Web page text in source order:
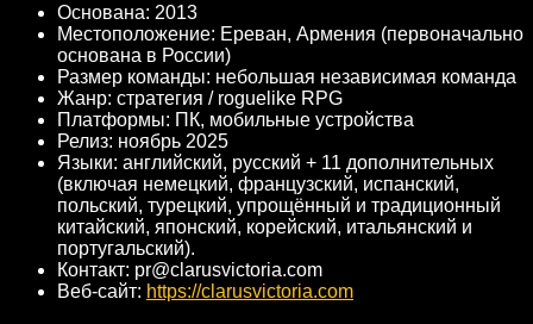
Основана: 2013
Местоположение: Ереван, Армения (первоначально
основана в России)
Размер команды: небольшая независимая команда
Жанр: стратегия / roguelike RPG
Платформы: ПК, мобильные устройства
Релиз: ноябрь 2025
Языки: английский, русский + 11 дополнительных
(включая немецкий, французский, испанский,
польский, турецкий, упрощённый и традиционный
китайский, японский, корейский, итальянский и
португальский).
Контакт: pr@clarusvictoria.com
Веб-сайт: https://clarusvictoria.com